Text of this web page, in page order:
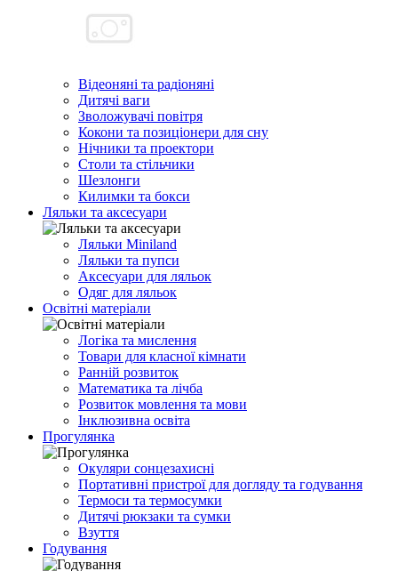
Відеоняні та радіоняні
Дитячі ваги
Зволожувачі повітря
Кокони та позиціонери для сну
Нічники та проектори
Столи та стільчики
Шезлонги
Килимки та бокси
Ляльки та аксесуари
Ляльки Miniland
Ляльки та пупси
Аксесуари для ляльок
Одяг для ляльок
Освітні матеріали
Логіка та мислення
Товари для класної кімнати
Ранній розвиток
Математика та лічба
Розвиток мовлення та мови
Інклюзивна освіта
Прогулянка
Окуляри сонцезахисні
Портативні пристрої для догляду та годування
Термоси та термосумки
Дитячі рюкзаки та сумки
Взуття
Годування